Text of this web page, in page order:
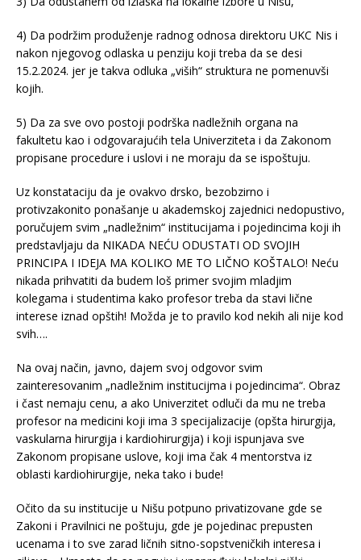
4) Da podržim produženje radnog odnosa direktoru UKC Nis i
nakon njegovog odlaska u penziju koji treba da se desi
15.2.2024. jer je takva odluka „viših“ struktura ne pomenuvši
kojih.
5) Da za sve ovo postoji podrška nadležnih organa na
fakultetu kao i odgovarajućih tela Univerziteta i da Zakonom
propisane procedure i uslovi i ne moraju da se ispoštuju.
Uz konstataciju da je ovakvo drsko, bezobzirno i
protivzakonito ponašanje u akademskoj zajednici nedopustivo,
poručujem svim „nadležnim“ institucijama i pojedincima koji ih
predstavljaju da NIKADA NEĆU ODUSTATI OD SVOJIH
PRINCIPA I IDEJA MA KOLIKO ME TO LIČNO KOŠTALO! Neću
nikada prihvatiti da budem loš primer svojim mladjim
kolegama i studentima kako profesor treba da stavi lične
interese iznad opštih! Možda je to pravilo kod nekih ali nije kod
svih….
Na ovaj način, javno, dajem svoj odgovor svim
zainteresovanim „nadležnim institucijma i pojedincima“. Obraz
i čast nemaju cenu, a ako Univerzitet odluči da mu ne treba
profesor na medicini koji ima 3 specijalizacije (opšta hirurgija,
vaskularna hirurgija i kardiohirurgija) i koji ispunjava sve
Zakonom propisane uslove, koji ima čak 4 mentorstva iz
oblasti kardiohirurgije, neka tako i bude!
Očito da su institucije u Nišu potpuno privatizovane gde se
Zakoni i Pravilnici ne poštuju, gde je pojedinac prepusten
ucenama i to sve zarad ličnih sitno-sopstveničkih interesa i